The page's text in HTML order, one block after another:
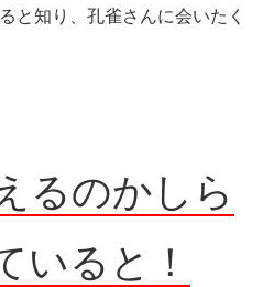
と知り、孔雀さんに会いたく
るのかしら
いると！